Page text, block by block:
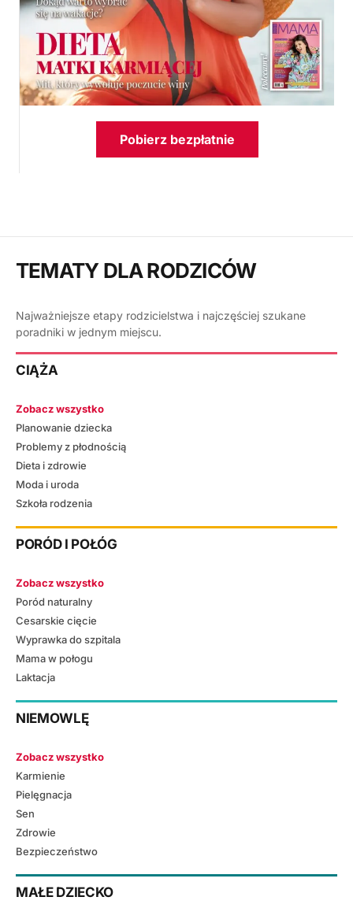
Pobierz bezpłatnie
TEMATY DLA RODZICÓW
Najważniejsze etapy rodzicielstwa i najczęściej szukane
poradniki w jednym miejscu.
CIĄŻA
Zobacz wszystko
Planowanie dziecka
Problemy z płodnością
Dieta i zdrowie
Moda i uroda
Szkoła rodzenia
PORÓD I POŁÓG
Zobacz wszystko
Poród naturalny
Cesarskie cięcie
Wyprawka do szpitala
Mama w połogu
Laktacja
NIEMOWLĘ
Zobacz wszystko
Karmienie
Pielęgnacja
Sen
Zdrowie
Bezpieczeństwo
MAŁE DZIECKO